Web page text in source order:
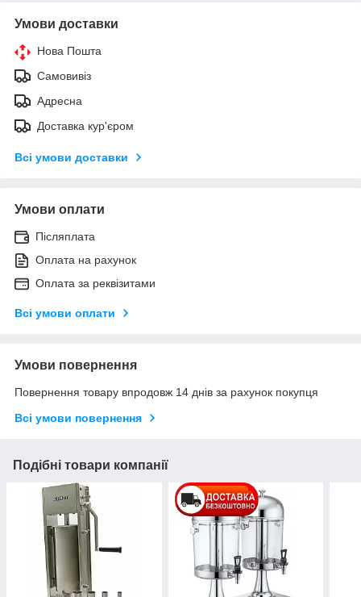
Умови доставки
Нова Пошта
Самовивіз
Адресна
Доставка кур'єром
Всі умови доставки
Умови оплати
Післяплата
Оплата на рахунок
Оплата за реквізитами
Всі умови оплати
Умови повернення
Повернення товару впродовж 14 днів за рахунок покупця
Всі умови повернення
Подібні товари компанії